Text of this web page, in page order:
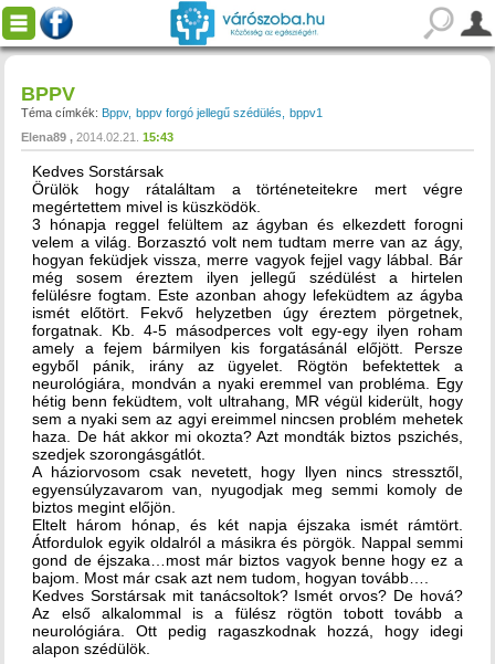
BPPV
Téma címkék: Bppv bppv forgó jellegű szédülés
bppv1
Elena89
2014.02.21. 15:43
Kedves Sorstársak
Örülök hogy rátaláltam a történeteitekre mert végre
megértettem mivel is küszködök.
3 hónapja reggel felültem az ágyban és elkezdett forogni
velem a világ. Borzasztó volt nem tudtam merre van az ágy,
hogyan feküdjek vissza, merre vagyok fejjel vagy lábbal. Bár
még sosem éreztem ilyen jellegű szédülést a hirtelen
felülésre fogtam. Este azonban ahogy lefeküdtem az ágyba
ismét előtört. Fekvő helyzetben úgy éreztem pörgetnek,
forgatnak. Kb. 4-5 másodperces volt egy-egy ilyen roham
amely a fejem bármilyen kis forgatásánál előjött. Persze
egyből pánik, irány az ügyelet. Rögtön befektettek a
neurológiára, mondván a nyaki eremmel van probléma. Egy
hétig benn feküdtem, volt ultrahang, MR végül kiderült, hogy
sem a nyaki sem az agyi ereimmel nincsen problém mehetek
haza. De hát akkor mi okozta? Azt mondták biztos pszichés,
szedjek szorongásgátlót.
A háziorvosom csak nevetett, hogy llyen nincs stressztől,
egyensúlyzavarom van, nyugodjak meg semmi komoly de
biztos megint előjön.
Eltelt három hónap, és két napja éjszaka ismét rámtört.
Átfordulok egyik oldalról a másikra és pörgök. Nappal semmi
gond de éjszaka…most már biztos vagyok benne hogy ez a
bajom. Most már csak azt nem tudom, hogyan tovább….
Kedves Sorstársak mit tanácsoltok? Ismét orvos? De hová?
Az első alkalommal is a fülész rögtön tobott tovább a
neurológiára. Ott pedig ragaszkodnak hozzá, hogy idegi
alapon szédülök.